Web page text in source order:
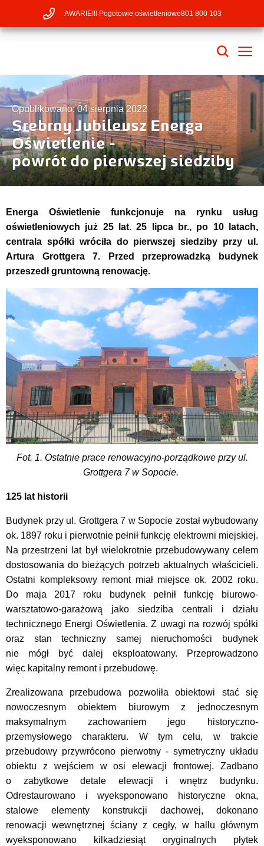
AWARIE!!! Pogotowie oświetleniowe801 800 103
Opublikowano: 04 sierpnia 2022
Srebrny Jubileusz Energa
Oświetlenie -
powrót do pierwszej siedziby
Energa Oświetlenie funkcjonuje na rynku usług
oświetleniowych już 25 lat. 25 lipca br., po 10 latach,
centrala spółki wróciła do pierwszej siedziby przy ul.
Artura Grottgera 7. Przed przeprowadzką budynek
przeszedł gruntowną renowację.
Fot. 1. Ostatnie prace renowacyjno-porządkowe przy ul.
Grottgera 7 w Sopocie.
125 lat historii
Budynek przy ul. Grottgera 7 w Sopocie został wybudowany
ok. 1897 roku i pierwotnie pełnił funkcję elektrowni miejskiej.
Na przestrzeni lat był wielokrotnie przebudowywany celem
dostosowania do bieżących potrzeb aktualnych właścicieli.
Ostatni kompleksowy remont miał miejsce ok. 2002 roku.
Do maja 2017 roku budynek pełnił funkcję biurowo-
warsztatowo-garażową jako siedziba centrali i działu
technicznego Energi Oświetlenia. Z uwagi na rozwój spółki
oraz stan techniczny samej nieruchomości budynek
nie mógł być dalej eksploatowany. Przeprowadzono
więc kapitalny remont i przebudowę.
Zrealizowana przebudowa pozwoliła obiektowi stać się
nowoczesnym obiektem biurowym z jednoczesnym
maksymalnym zachowaniem jego historyczno-
przemysłowego charakteru. W tym celu, w trakcie
przebudowy przywrócono pierwotny - symetryczny układu
obiektu z wejściem w osi elewacji frontowej. Zadbano
o zabytkowe detale elewacji i wnętrz budynku.
Odrestaurowano i wyeksponowano historyczne okna,
stalowe elementy konstrukcji dachowej, dokonano
renowacji wewnętrznej ściany z cegły, w hallu głównym
wyeksponowano kilkadziesiąt oryginalnych płytek